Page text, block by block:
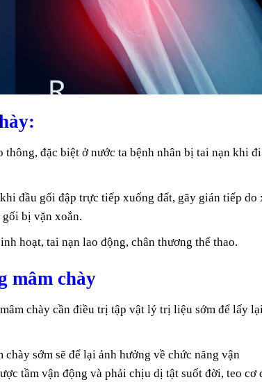
đặc biệt ở nước ta bệnh nhân bị tai nạn khi
đầu gối đập trực tiếp xuống đất, gãy gián tiếp do
gối bị vặn xoắn.
hoạt, tai nạn lao động, chân thương thể thao.
mâm chày
chày cần điều trị tập vật lý trị liệu sớm để lấy
sớm sẽ để lại ảnh hưởng về chức năng vận
tầm vận động và phải chịu dị tật suốt đời, teo cơ